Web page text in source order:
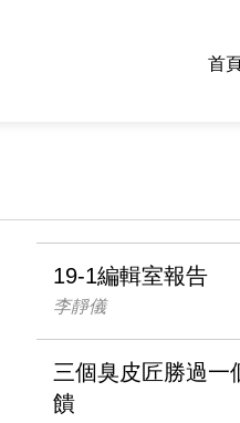
首
19-1編輯室報告
李靜儀
三個臭皮匠勝過一
饋